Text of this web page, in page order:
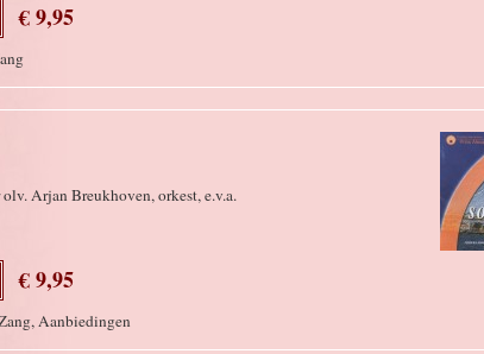
€ 9,95
Arjan Breukhoven, orkest, e.v.a.
€ 9,95
Aanbiedingen